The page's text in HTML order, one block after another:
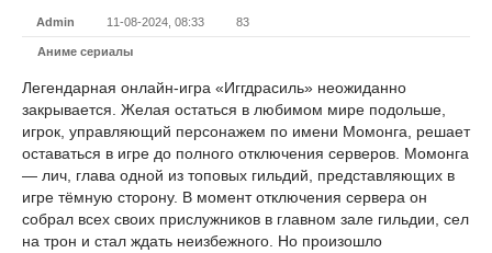
Admin 11-08-2024, 08:33 83
Аниме сериалы
Легендарная онлайн-игра «Иггдрасиль» неожиданно
закрывается. Желая остаться в любимом мире подольше,
игрок, управляющий персонажем по имени Момонга, решает
оставаться в игре до полного отключения серверов. Момонга
— лич, глава одной из топовых гильдий, представляющих в
игре тёмную сторону. В момент отключения сервера он
собрал всех своих прислужников в главном зале гильдии, сел
на трон и стал ждать неизбежного. Но произошло